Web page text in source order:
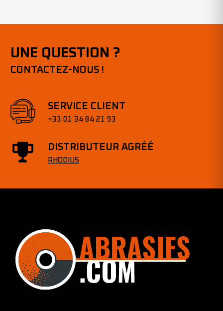
UNE QUESTION ?
CONTACTEZ-NOUS !
SERVICE CLIENT
+33 01 34 84 21 93
DISTRIBUTEUR AGRÉÉ
RHODIUS